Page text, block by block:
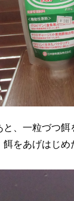
と、一粒づつ餌
をあげはじめ